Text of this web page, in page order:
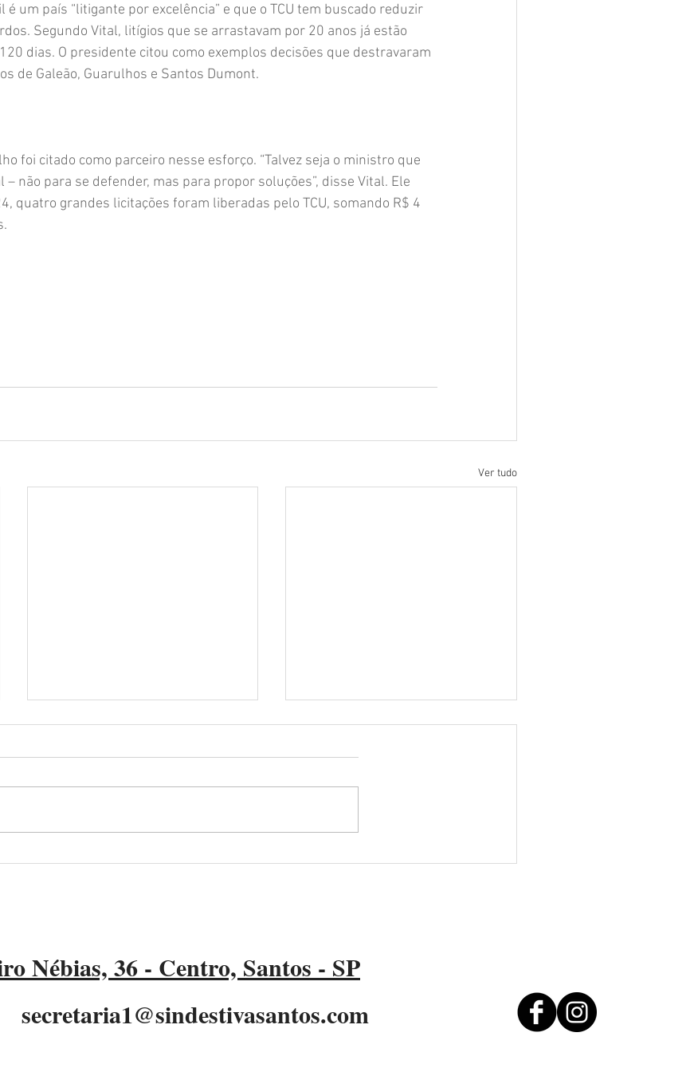
um país “litigante por excelência” e que o TCU tem buscado reduzir
Segundo Vital, litígios que se arrastavam por 20 anos já estão
dias. O presidente citou como exemplos decisões que destravaram
de Galeão, Guarulhos e Santos Dumont.
foi citado como parceiro nesse esforço. “Talvez seja o ministro que
não para se defender, mas para propor soluções”, disse Vital. Ele
quatro grandes licitações foram liberadas pelo TCU, somando R$ 4
Ver tudo
Nébias, 36 - Centro, Santos - SP
secretaria1@sindestivasantos.com